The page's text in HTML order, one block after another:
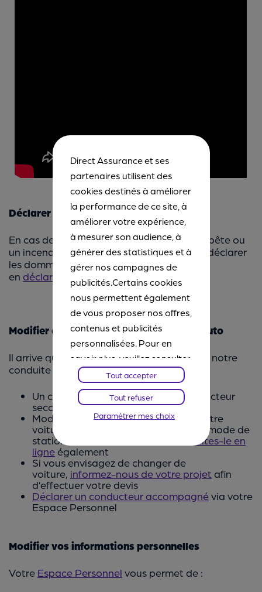
Déclarer un sinistre habitation
En cas de dégât des eaux, suite à une tempête ou
un incendie, vous pouvez également nous déclarer
les dommages subis par votre logement
en déclarant votre sinistre en ligne
Modifier des éléments de votre contrat auto
Il arrive que les habitudes ou les usages de notre
conduite changent.
Un changement ou un ajout de conducteur
secondaire ?C’est ici
Modifier l’usage que vous faites de votre
voiture, ou nous signaler un nouveau mode de
stationnement de votre voiture ?
Faites-le en
ligne également
Si vous envisagez de changer de
voiture, informez-nous de votre projet afin
d’effectuer votre devis
Déclarer un conducteur accompagnévia votre
Espace Personnel
Modifier vos informations personnelles
Votre Espace Personnel vous permet de :
Direct Assurance et ses
partenaires utilisent des
cookies destinés à améliorer
la performance de ce site, à
améliorer votre expérience,
à mesurer son audience, à
générer des statistiques et à
gérer nos campagnes de
publicités.Certains cookies
nous permettent également
de vous proposer nos offres,
contenus et publicités
personnalisées. Pour en
savoir plus, veuillez consulter
notre
Chartes Cookies
. Vous
pourrez à tout moment
paramétrer vos choix et
refuser certains cookies.
Tout accepter
Tout refuser
Paramétrer mes choix